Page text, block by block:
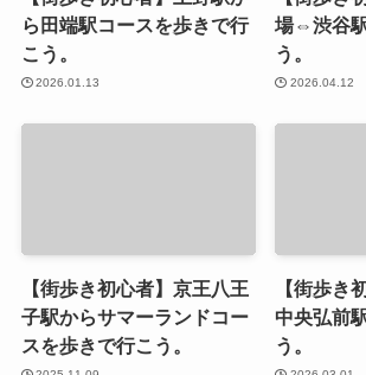
ら田端駅コースを歩きで行
こう。
2026.01.13
場⇔渋谷
う。
2026.04.12
【街歩き初心者】京王八王
子駅からサマーランドコー
スを歩きで行こう。
【街歩き
中央弘前
う。